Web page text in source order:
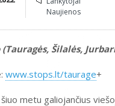
Naujienos
(Tauragės, Šilalės,
www.stops.lt/taurage+
metu galiojančius